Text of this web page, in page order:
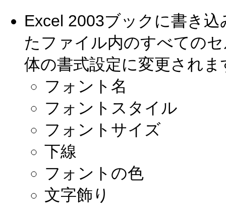
Excel 2003ブックに書き
たファイル内のすべての
体の書式設定に変更されま
フォント名
フォントスタイル
フォントサイズ
下線
フォントの色
文字飾り